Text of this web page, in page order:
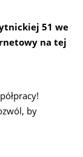
51 we
na tej
by